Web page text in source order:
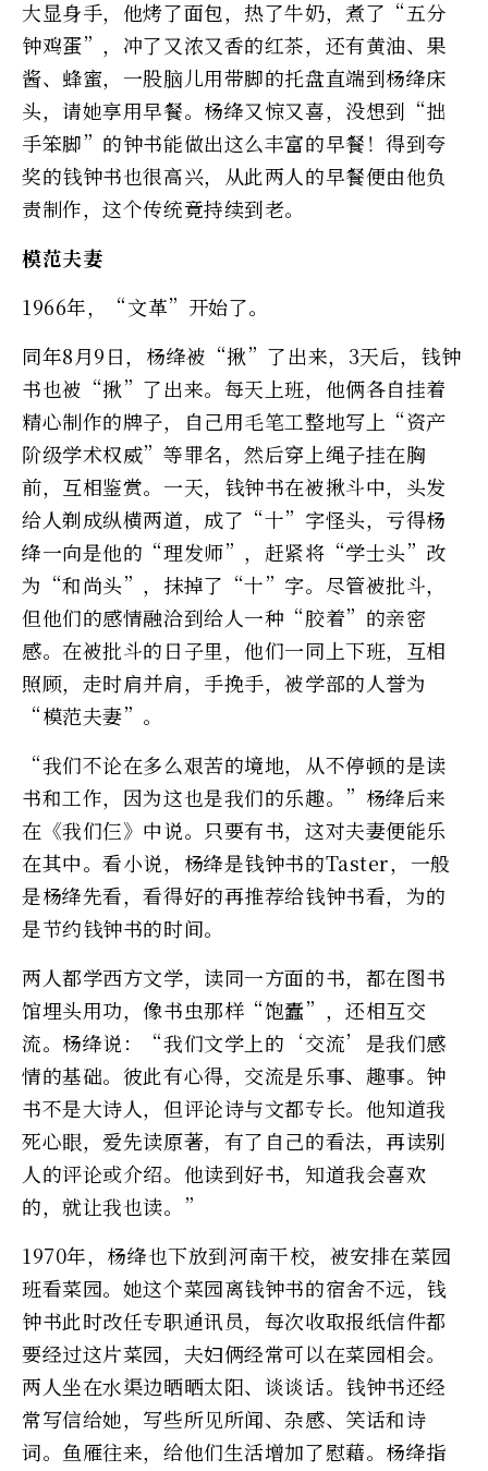
大显身手，他烤了面包，热了牛奶，煮了“五分
钟鸡蛋”，冲了又浓又香的红茶，还有黄油、果
酱、蜂蜜，一股脑儿用带脚的托盘直端到杨绛床
头，请她享用早餐。杨绛又惊又喜，没想到“拙
手笨脚”的钟书能做出这么丰富的早餐！得到夸
奖的钱钟书也很高兴，从此两人的早餐便由他负
责制作，这个传统竟持续到老。
模范夫妻
1966年，“文革”开始了。
同年8月9日，杨绛被“揪”了出来，3天后，钱钟
书也被“揪”了出来。每天上班，他俩各自挂着
精心制作的牌子，自己用毛笔工整地写上“资产
阶级学术权威”等罪名，然后穿上绳子挂在胸
前，互相鉴赏。一天，钱钟书在被揪斗中，头发
给人剃成纵横两道，成了“十”字怪头，亏得杨
绛一向是他的“理发师”，赶紧将“学士头”改
为“和尚头”，抹掉了“十”字。尽管被批斗，
但他们的感情融洽到给人一种“胶着”的亲密
感。在被批斗的日子里，他们一同上下班，互相
照顾，走时肩并肩，手挽手，被学部的人誉为
“模范夫妻”。
“我们不论在多么艰苦的境地，从不停顿的是读
书和工作，因为这也是我们的乐趣。”杨绛后来
在《我们仨》中说。只要有书，这对夫妻便能乐
在其中。看小说，杨绛是钱钟书的Taster，一般
是杨绛先看，看得好的再推荐给钱钟书看，为的
是节约钱钟书的时间。
两人都学西方文学，读同一方面的书，都在图书
馆埋头用功，像书虫那样“饱蠹”，还相互交
流。杨绛说：“我们文学上的‘交流’是我们感
情的基础。彼此有心得，交流是乐事、趣事。钟
书不是大诗人，但评论诗与文都专长。他知道我
死心眼，爱先读原著，有了自己的看法，再读别
人的评论或介绍。他读到好书，知道我会喜欢
的，就让我也读。”
1970年，杨绛也下放到河南干校，被安排在菜园
班看菜园。她这个菜园离钱钟书的宿舍不远，钱
钟书此时改任专职通讯员，每次收取报纸信件都
要经过这片菜园，夫妇俩经常可以在菜园相会。
两人坐在水渠边晒晒太阳、谈谈话。钱钟书还经
常写信给她，写些所见所闻、杂感、笑话和诗
词。鱼雁往来，给他们生活增加了慰藉。杨绛指